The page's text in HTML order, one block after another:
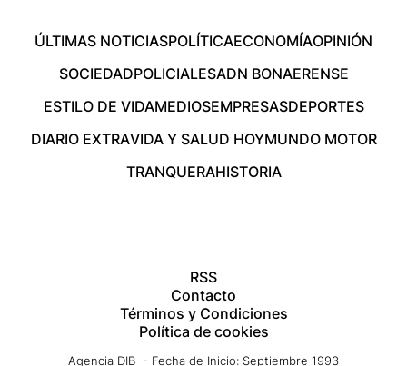
ÚLTIMAS NOTICIASPOLÍTICAECONOMÍAOPINIÓN
SOCIEDADPOLICIALESADN BONAERENSE
ESTILO DE VIDAMEDIOSEMPRESASDEPORTES
DIARIO EXTRAVIDA Y SALUD HOYMUNDO MOTOR
TRANQUERAHISTORIA
RSS
Contacto
Términos y Condiciones
Política de cookies
Agencia DIB - Fecha de Inicio: Septiembre 1993